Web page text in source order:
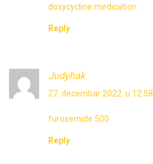
doxycycline medication
Reply
Judyhak
27. decembar 2022. u 12:58
furosemide 500
Reply